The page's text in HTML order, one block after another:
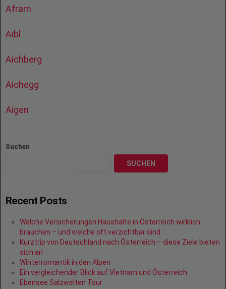
Afram
Aibl
Aichberg
Aichegg
Aigen
Suchen
SUCHEN
Recent Posts
Welche Versicherungen Haushalte in Österreich wirklich
brauchen – und welche oft verzichtbar sind
Kurztrip von Deutschland nach Österreich – diese Ziele bieten
sich an
Winterromantik in den Alpen
Ein vergleichender Blick auf Vietnam und Österreich
Ebensee Salzwelten Tour